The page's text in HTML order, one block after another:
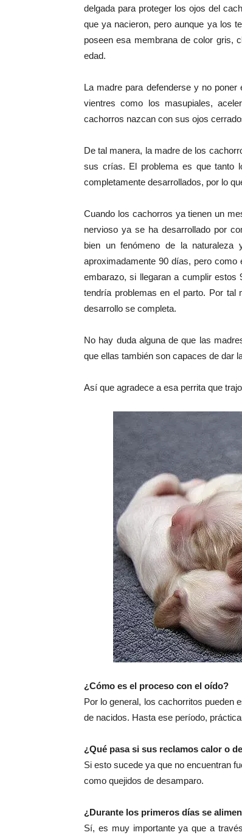
delgada para proteger los ojos del
que ya nacieron, pero aunque ya los
poseen esa membrana de color gris,
edad.
La madre para defenderse y no
vientres como los masupiales,
cachorros nazcan con sus ojos
De tal manera, la madre de los
sus crías. El problema es que tanto
completamente desarrollados, por lo
Cuando los cachorros ya tienen un
nervioso ya se ha desarrollado por
bien un fenómeno de la
aproximadamente 90 días, pero
embarazo, si llegaran a cumplir
tendría problemas en el parto. Por tal
desarrollo se completa.
No hay duda alguna de que las
que ellas también son capaces de dar
Así que agradece a esa perrita que
¿Cómo es el proceso con el oído?
Por lo general, los cachorritos pueden
de nacidos. Hasta ese período,
¿Qué pasa si sus reclamos calor o
Si esto sucede ya que no encuentran
como quejidos de desamparo.
¿Durante los primeros días se
Sí, es muy importante ya que a